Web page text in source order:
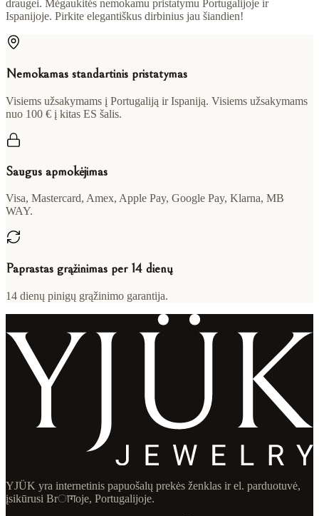
draugei. Mėgaukitės nemokamu pristatymu Portugalijoje ir
Ispanijoje. Pirkite elegantiškus dirbinius jau šiandien!
Nemokamas standartinis pristatymas
Visiems užsakymams į Portugaliją ir Ispaniją. Visiems užsakymams
nuo 100 € į kitas ES šalis.
Saugus apmokėjimas
Visa, Mastercard, Amex, Apple Pay, Google Pay, Klarna, MB
WAY.
Paprastas grąžinimas per 14 dienų
14 dienų pinigų grąžinimo garantija.
YJÜK yra internetinis papuošalų prekės ženklas ir el. parduotuvė,
įsikūrusi Brागoje, Portugalijoje.